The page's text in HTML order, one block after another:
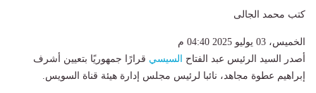
كتب محمد الجالى
الخميس، 03 يوليو 2025 04:40 م
أصدر السيد الرئيس عبد الفتاح السيسي قرارًا جمهوريًا بتعيين أشرف
إبراهيم عطوة مجاهد، نائبا لرئيس مجلس إدارة هيئة قناة السويس.